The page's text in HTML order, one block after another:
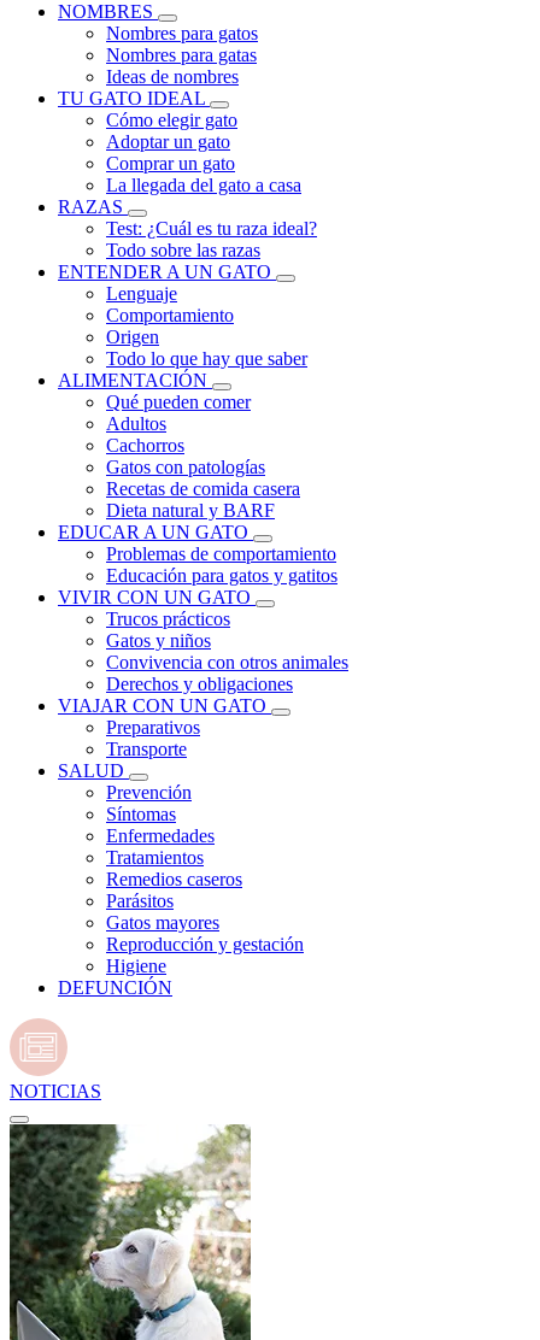
NOMBRES
Nombres para gatos
Nombres para gatas
Ideas de nombres
TU GATO IDEAL
Cómo elegir gato
Adoptar un gato
Comprar un gato
La llegada del gato a casa
RAZAS
Test: ¿Cuál es tu raza ideal?
Todo sobre las razas
ENTENDER A UN GATO
Lenguaje
Comportamiento
Origen
Todo lo que hay que saber
ALIMENTACIÓN
Qué pueden comer
Adultos
Cachorros
Gatos con patologías
Recetas de comida casera
Dieta natural y BARF
EDUCAR A UN GATO
Problemas de comportamiento
Educación para gatos y gatitos
VIVIR CON UN GATO
Trucos prácticos
Gatos y niños
Convivencia con otros animales
Derechos y obligaciones
VIAJAR CON UN GATO
Preparativos
Transporte
SALUD
Prevención
Síntomas
Enfermedades
Tratamientos
Remedios caseros
Parásitos
Gatos mayores
Reproducción y gestación
Higiene
DEFUNCIÓN
NOTICIAS